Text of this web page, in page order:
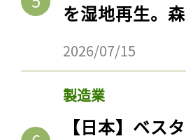
を湿地再生。
2026/07/15
製造業
【日本】ベス